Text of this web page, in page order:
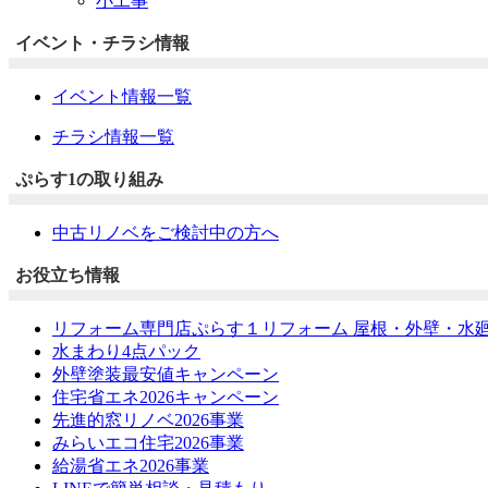
イベント・チラシ情報
イベント情報一覧
チラシ情報一覧
ぷらす1の取り組み
中古リノベをご検討中の方へ
お役立ち情報
リフォーム専門店ぷらす１リフォーム 屋根・外壁・水
水まわり4点パック
外壁塗装最安値キャンペーン
住宅省エネ2026キャンペーン
先進的窓リノベ2026事業
みらいエコ住宅2026事業
給湯省エネ2026事業